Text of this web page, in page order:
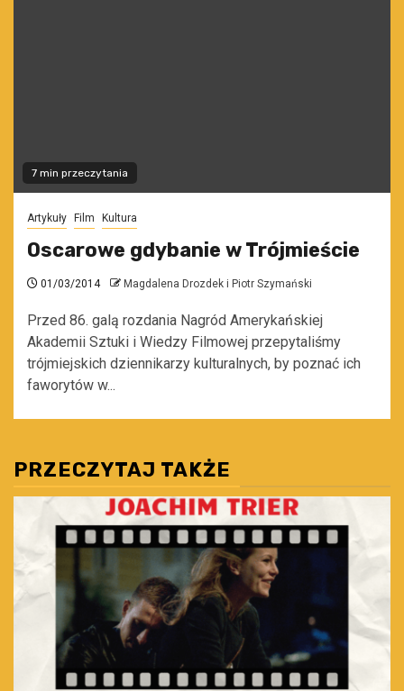
7 min przeczytania
Artykuły Film Kultura
Oscarowe gdybanie w Trójmieście
01/03/2014 Magdalena Drozdek i Piotr Szymański
Przed 86. galą rozdania Nagród Amerykańskiej
Akademii Sztuki i Wiedzy Filmowej przepytaliśmy
trójmiejskich dziennikarzy kulturalnych, by poznać ich
faworytów w...
PRZECZYTAJ TAKŻE